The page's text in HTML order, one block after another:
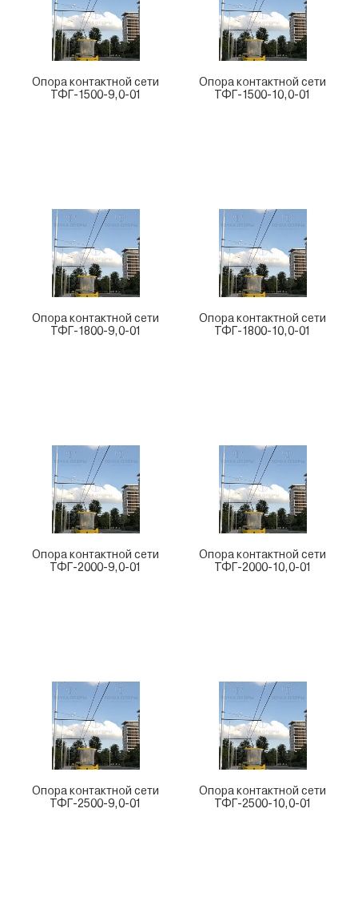
Опора контактной сети
ТФГ-1500-9,0-01
Опора контактной сети
ТФГ-1500-10,0-01
Опора контактной сети
ТФГ-1800-9,0-01
Опора контактной сети
ТФГ-1800-10,0-01
Опора контактной сети
ТФГ-2000-9,0-01
Опора контактной сети
ТФГ-2000-10,0-01
Опора контактной сети
ТФГ-2500-9,0-01
Опора контактной сети
ТФГ-2500-10,0-01